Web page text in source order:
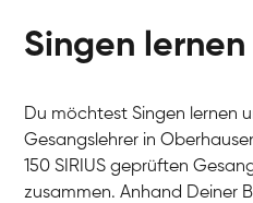
Singen lernen
Du möchtest Singen lernen
Gesangslehrer in
150 SIRIUS geprüften
zusammen. Anhand Deiner